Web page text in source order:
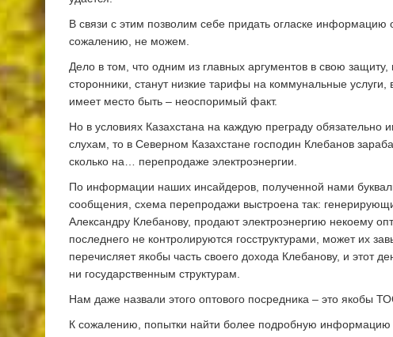
В связи с этим позволим себе придать огласке
сожалению, не можем.
Дело в том, что одним из главных аргументов в свою
сторонники, станут низкие тарифы на коммунальные
имеет место быть – неоспоримый факт.
Но в условиях Казахстана на каждую преграду обязательно
слухам, то в Северном Казахстане господин Клебанов
сколько на… перепродаже электроэнергии.
По информации наших инсайдеров, полученной нами
сообщения, схема перепродажи выстроена так:
Александру Клебанову, продают электроэнергию некоему
последнего не контролируются госструктурами, может их
перечисляет якобы часть своего дохода Клебанову, и этот
ни государственным структурам.
Нам даже назвали этого оптового посредника – это
К сожалению, попытки найти более подробную